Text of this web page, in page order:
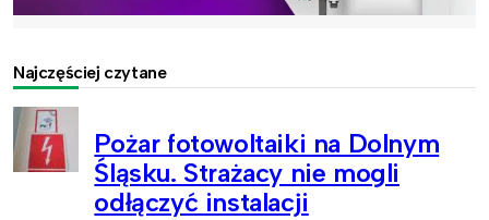
Najczęściej czytane
Pożar fotowoltaiki na Dolnym
Śląsku. Strażacy nie mogli
odłączyć instalacji